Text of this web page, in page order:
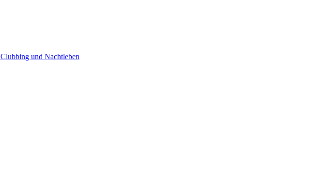
Clubbing und Nachtleben